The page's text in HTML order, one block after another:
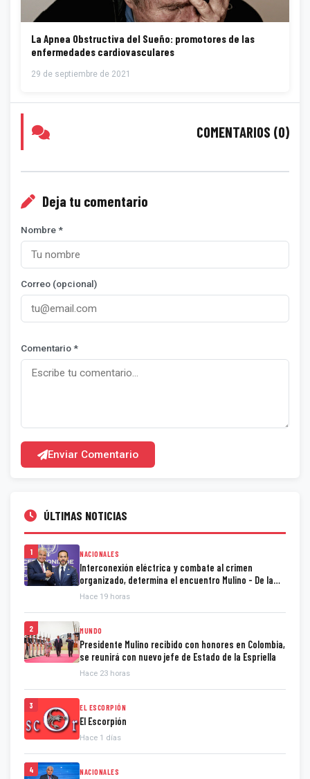
La Apnea Obstructiva del Sueño: promotores de las
enfermedades cardiovasculares
29 de septiembre de 2021
COMENTARIOS (0)
Deja tu comentario
Nombre *
Correo (opcional)
Comentario *
Enviar Comentario
ÚLTIMAS NOTICIAS
1 NACIONALES
Interconexión eléctrica y combate al crimen
organizado, determina el encuentro Mulino - De la
Espriella
Hace 19 horas
2 MUNDO
Presidente Mulino recibido con honores en Colombia,
se reunirá con nuevo jefe de Estado de la Espriella
Hace 23 horas
3 EL ESCORPIÓN
El Escorpión
Hace 1 días
4 NACIONALES